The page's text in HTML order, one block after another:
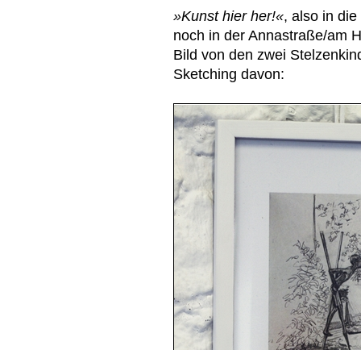
»Kunst hier her!«, also in
noch in der Annastraße/am
Bild von den zwei
Sketching davon: